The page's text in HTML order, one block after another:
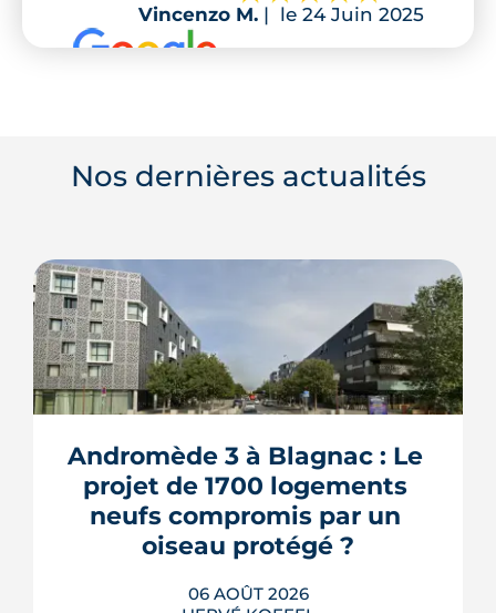
Vincenzo M. | le 24 Juin 2025
Nos dernières actualités
Andromède 3 à Blagnac : Le
projet de 1700 logements
neufs compromis par un
oiseau protégé ?
06 AOÛT 2026